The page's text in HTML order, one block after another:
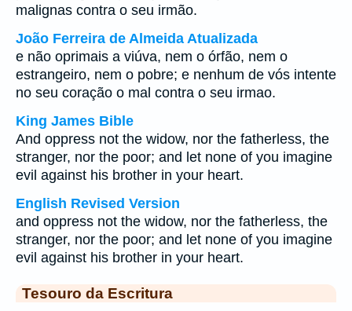
malignas contra o seu irmão.
João Ferreira de Almeida Atualizada
e não oprimais a viúva, nem o órfão, nem o
estrangeiro, nem o pobre; e nenhum de vós intente
no seu coração o mal contra o seu irmao.
King James Bible
And oppress not the widow, nor the fatherless, the
stranger, nor the poor; and let none of you imagine
evil against his brother in your heart.
English Revised Version
and oppress not the widow, nor the fatherless, the
stranger, nor the poor; and let none of you imagine
evil against his brother in your heart.
Tesouro da Escritura